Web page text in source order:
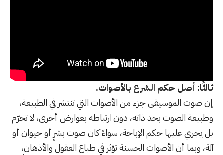
ثالثًا: أصل حكم الشرع بالأصوات.
إن صوت الموسيقى جزء من الأصوات التي تنتشر في الطبيعة،
وطبيعة الصوت بحد ذاته، دون ارتباطه بعوارض أخرى، لا تحرّم
بل يجري عليها حكم الإباحة، سواءً كان صوت بشرٍ أو حيوان أو
آلة، وبما أن الأصوات الحسنة تؤثر في طباع العقول والأذهان،